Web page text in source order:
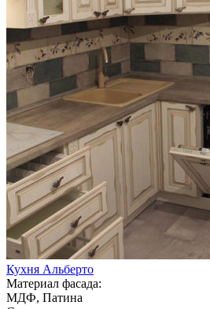
Кухня Альберто
Материал фасада:
МДФ, Патина